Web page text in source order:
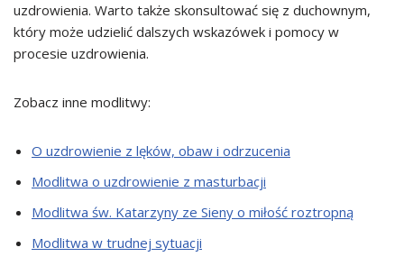
uzdrowienia. Warto także skonsultować się z duchownym,
który może udzielić dalszych wskazówek i pomocy w
procesie uzdrowienia.
Zobacz inne modlitwy:
O uzdrowienie z lęków, obaw i odrzucenia
Modlitwa o uzdrowienie z masturbacji
Modlitwa św. Katarzyny ze Sieny o miłość roztropną
Modlitwa w trudnej sytuacji